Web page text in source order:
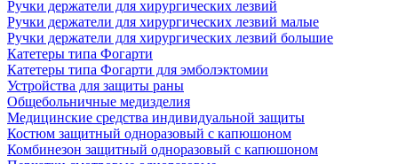
Ручки держатели для хирургических лезвий
Ручки держатели для хирургических лезвий малые
Ручки держатели для хирургических лезвий большие
Катетеры типа Фогарти
Катетеры типа Фогарти для эмболэктомии
Устройства для защиты раны
Общебольничные медизделия
Медицинские средства индивидуальной защиты
Костюм защитный одноразовый с капюшоном
Комбинезон защитный одноразовый с капюшоном